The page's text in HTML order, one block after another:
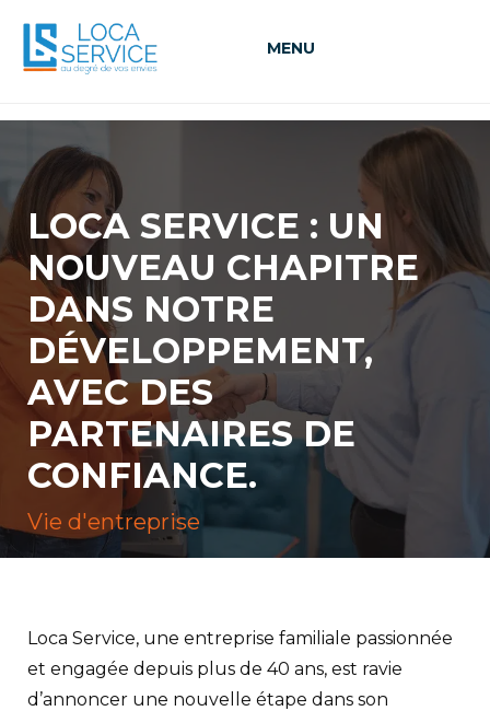
MENU
LOCA SERVICE : UN
NOUVEAU CHAPITRE
DANS NOTRE
DÉVELOPPEMENT,
AVEC DES
PARTENAIRES DE
CONFIANCE.
Vie d'entreprise
Loca Service, une entreprise familiale passionnée
et engagée depuis plus de 40 ans, est ravie
d’annoncer une nouvelle étape dans son